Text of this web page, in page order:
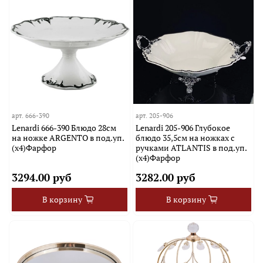
арт.666-390
Lenardi 666-390 Блюдо 28см
на ножке ARGENTO в под.уп.
(х4)Фарфор
3294.00 руб
В корзину
арт. 205-906
Lenardi 205-906 Глубокое
блюдо 35,5см на ножках с
ручками ATLANTIS в под.уп.
(х4)Фарфор
3282.00 руб
В корзину